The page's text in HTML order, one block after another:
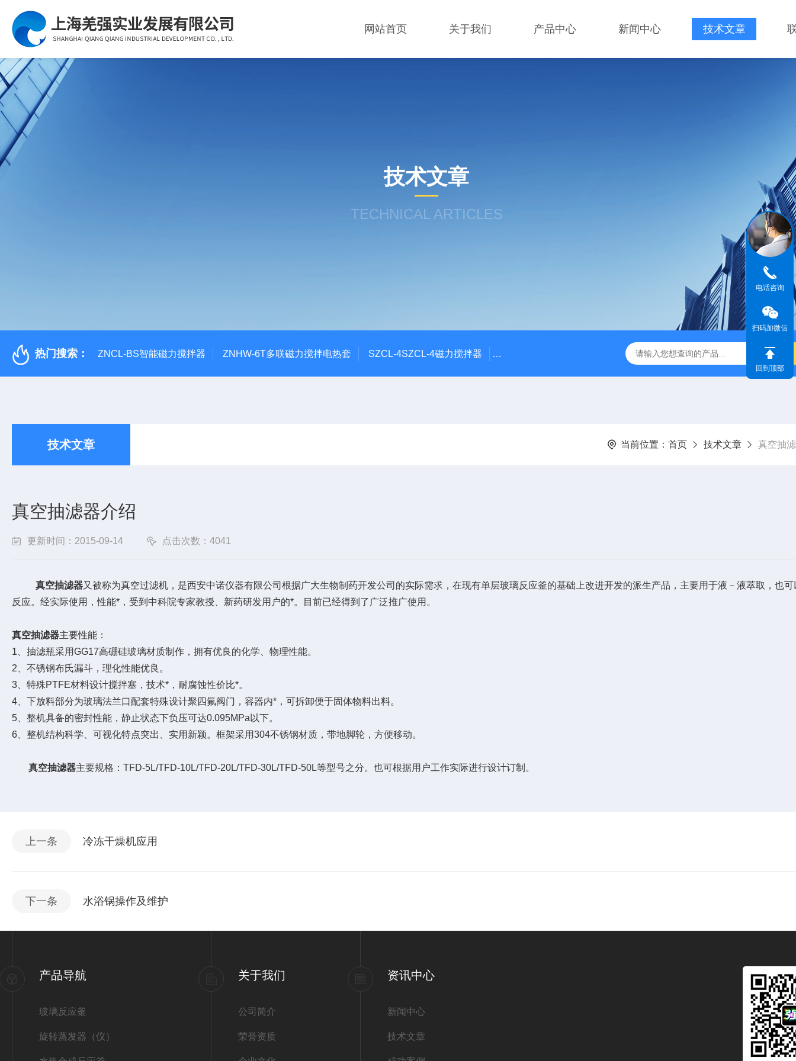
网站首页 关于我们 产品中心 新闻中心 技术文章
技术文章
TECHNICAL ARTICLES
热门搜索： ZNCL-BS智能磁力搅拌器 ZNHW-6T多联磁力搅拌电热套 SZCL-4SZCL-4磁力搅拌器 DF-101C集热式磁力搅拌器 ZNCL-G-C型磁力搅拌加热锅 KH-
技术文章 当前位置： 首页 技术文章 真空抽
真空抽滤器介绍
更新时间：2015-09-14 点击次数：4041
真空抽滤器又被称为真空过滤机，是西安中诺仪器有限公司根据广大生物制药开发公司的实际需求，在现有单层玻璃反应釜的基础上改进开发的派生产品，主要用于液－液萃取，也
反应。经实际使用，性能*，受到中科院专家教授、新药研发用户的*。目前已经得到了广泛推广使用。
真空抽滤器主要性能：
1、抽滤瓶采用GG17高硼硅玻璃材质制作，拥有优良的化学、物理性能。
2、不锈钢布氏漏斗，理化性能优良。
3、特殊PTFE材料设计搅拌塞，技术*，耐腐蚀性价比*。
4、下放料部分为玻璃法兰口配套特殊设计聚四氟阀门，容器内*，可拆卸便于固体物料出料。
5、整机具备的密封性能，静止状态下负压可达0.095MPa以下。
6、整机结构科学、可视化特点突出、实用新颖。框架采用304不锈钢材质，带地脚轮，方便移动。
真空抽滤器主要规格：TFD-5L/TFD-10L/TFD-20L/TFD-30L/TFD-50L等型号之分。也可根据用户工作实际进行设计订制。
上一条 冷冻干燥机应用
下一条 水浴锅操作及维护
产品导航
玻璃反应釜
旋转蒸发器（仪）
关于我们
公司简介
荣誉资质
资讯中心
新闻中心
技术文章
电话咨询
扫码加微信
回到顶部